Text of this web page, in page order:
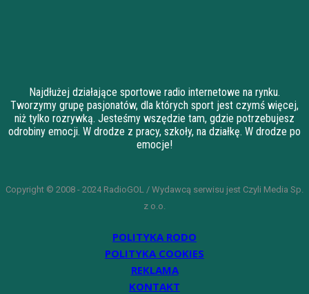
Najdłużej działające sportowe radio internetowe na rynku.
Tworzymy grupę pasjonatów, dla których sport jest czymś więcej,
niż tylko rozrywką. Jesteśmy wszędzie tam, gdzie potrzebujesz
odrobiny emocji. W drodze z pracy, szkoły, na działkę. W drodze po
emocje!
Copyright © 2008 - 2024 RadioGOL / Wydawcą serwisu jest Czyli Media Sp.
z o.o.
POLITYKA RODO
POLITYKA COOKIES
REKLAMA
KONTAKT